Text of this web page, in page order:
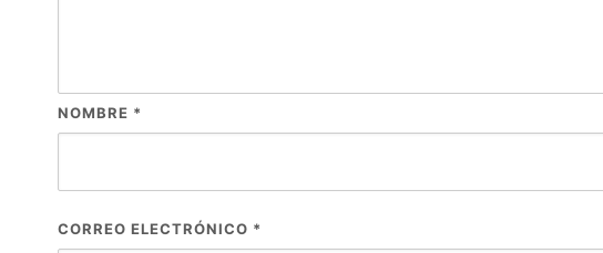
NOMBRE *
CORREO ELECTRÓNICO *